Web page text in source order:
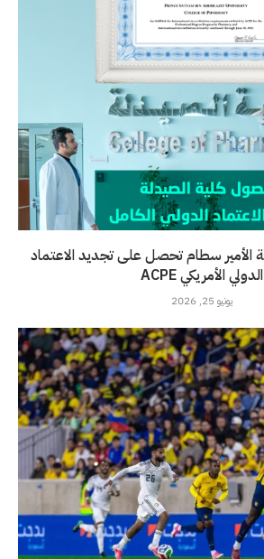
الأمير سطام تحصل على تجديد الاعتماد
الدولي الأمريكي ACPE
يونيو 25, 2026